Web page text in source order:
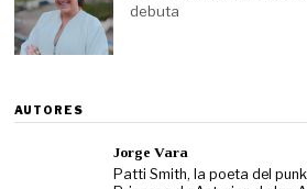
debuta
AUTORES
Jorge Vara
Patti Smith, la poeta del